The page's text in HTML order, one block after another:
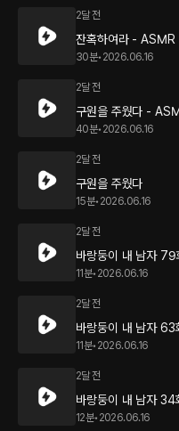
2달 전
잔혹하여라 - ASMR
30분• 2026.06.16
2달 전
구원을 주웠다 -
40분• 2026.06.16
2달 전
구원을 주웠다
15분• 2026.06.16
2달 전
바랑둥이 내 남자 79
11분• 2026.06.16
2달 전
바랑둥이 내 남자 63
11분• 2026.06.16
2달 전
바랑둥이 내 남자 34
12분• 2026.06.16